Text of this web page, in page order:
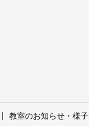
教室のお知らせ・様子